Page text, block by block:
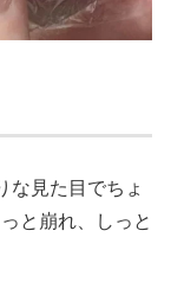
な見た目でちょ
と崩れ、しっと